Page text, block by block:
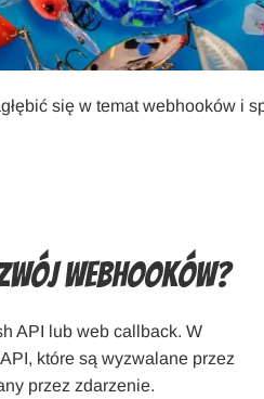
się w temat webhooków i
webhooków?
API lub web callback. W
które są wyzwalane przez
przez zdarzenie.